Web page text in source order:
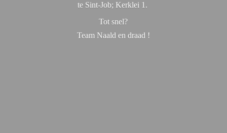
te Sint-Job; Kerklei 1.
Tot snel?
Team Naald en draad !